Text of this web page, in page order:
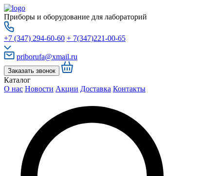
Приборы и оборудование для лабораторий
+7 (347) 294-60-60 + 7(347)221-00-65
priborufa@xmail.ru
Заказать звонок
Каталог
О нас Новости Акции Доставка Контакты